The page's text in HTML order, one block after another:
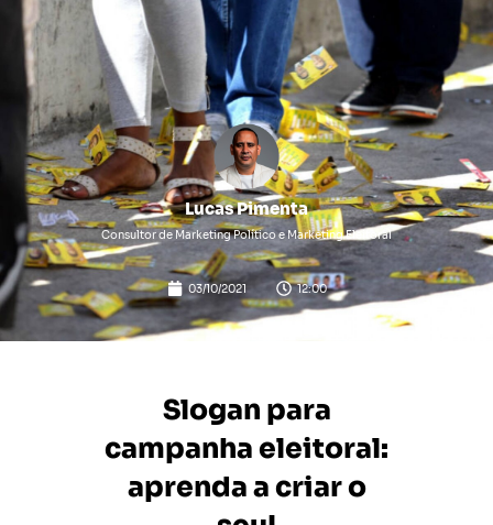
Lucas Pimenta
Consultor de Marketing Político e Marketing Eleitoral
03/10/2021 12:00
Slogan para
campanha eleitoral:
aprenda a criar o